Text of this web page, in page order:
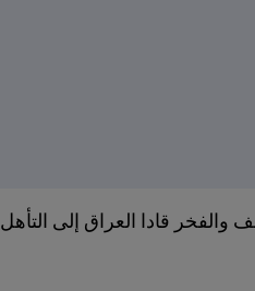
والفخر قادا العراق إلى التأهل